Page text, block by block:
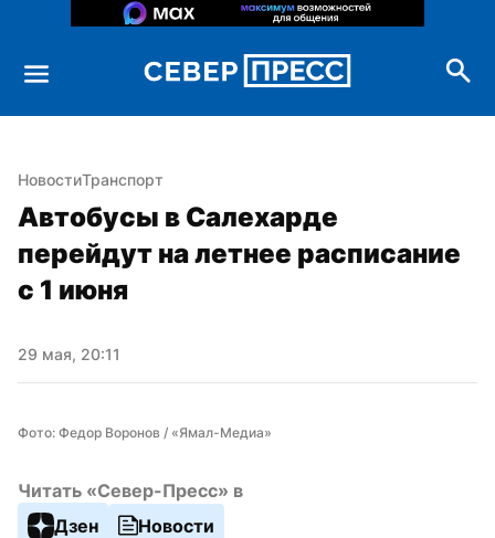
НовостиТранспорт
Автобусы в Салехарде
перейдут на летнее расписание
с 1 июня
29 мая, 20:11
Фото: Федор Воронов / «Ямал-Медиа»
Читать «Север-Пресс» в
Дзен
Новости